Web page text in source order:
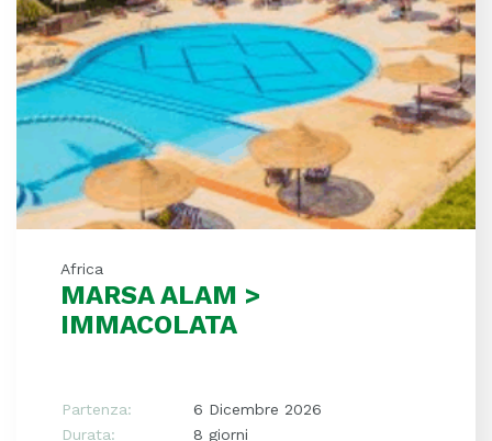
Africa
MARSA ALAM >
IMMACOLATA
Partenza:
6 Dicembre 2026
Durata:
8 giorni